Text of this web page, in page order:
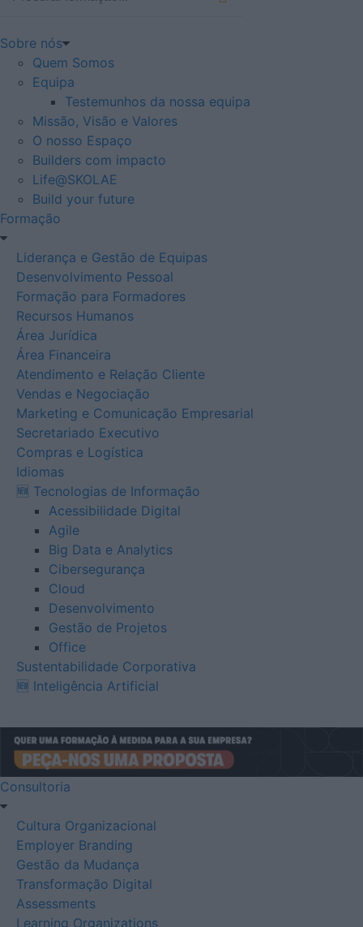
Sobre nós
Quem Somos
Equipa
Testemunhos da nossa equipa
Missão, Visão e Valores
O nosso Espaço
Builders com impacto
Life@SKOLAE
Build your future
Formação
Liderança e Gestão de Equipas
Desenvolvimento Pessoal
Formação para Formadores
Recursos Humanos
Área Jurídica
Área Financeira
Atendimento e Relação Cliente
Vendas e Negociação
Marketing e Comunicação Empresarial
Secretariado Executivo
Compras e Logística
Idiomas
🆕 Tecnologias de Informação
Acessibilidade Digital
Agile
Big Data e Analytics
Cibersegurança
Cloud
Desenvolvimento
Gestão de Projetos
Office
Sustentabilidade Corporativa
🆕 Inteligência Artificial
Consultoria
Cultura Organizacional
Employer Branding
Gestão da Mudança
Transformação Digital
Assessments
Learning Organizations